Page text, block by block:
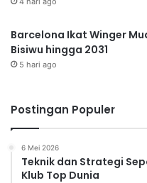
Barcelona Ikat Winger
Bisiwu hingga 2031
5 hari ago
Postingan Populer
6 Mei 2026
Teknik dan Strategi
Klub Top Dunia